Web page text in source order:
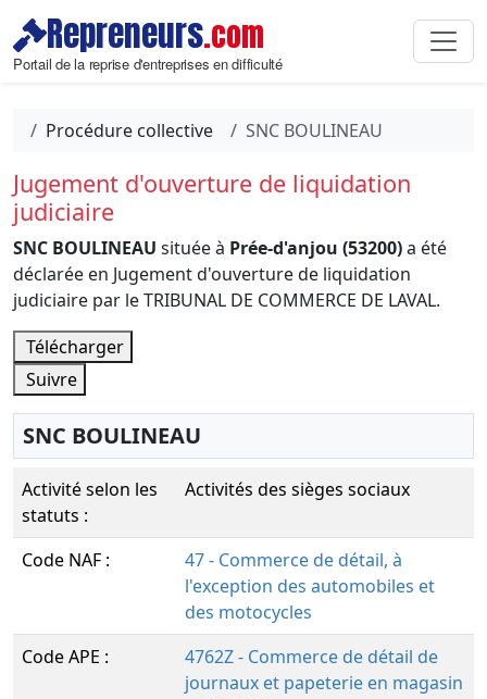
Repreneurs.com
Portail de la reprise d'entreprises en difficulté
Procédure collective SNC BOULINEAU
Jugement d'ouverture de liquidation
judiciaire
SNC BOULINEAU située à Prée-d'anjou (53200)a été
déclarée en Jugement d'ouverture de liquidation
judiciaire par le TRIBUNAL DE COMMERCE DE LAVAL.
Télécharger
Suivre
SNC BOULINEAU
Activité selon les
statuts :
Activités des sièges sociaux
Code NAF :
47 - Commerce de détail, à
l'exception des automobiles et
des motocycles
Code APE :
4762Z - Commerce de détail de
journaux et papeterie en magasin